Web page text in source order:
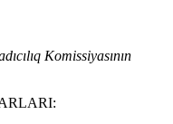
Komissiyasının